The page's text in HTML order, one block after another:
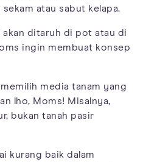
atau sabut kelapa.
akan ditaruh di pot atau di
ingin membuat konsep
media tanam yang
lho, Moms! Misalnya,
bukan tanah pasir
kurang baik dalam